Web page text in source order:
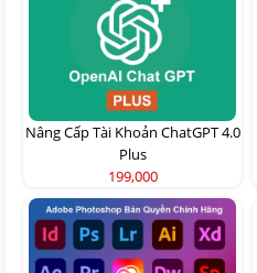
Nâng Cấp Tài Khoản ChatGPT 4.0
Plus
199,000